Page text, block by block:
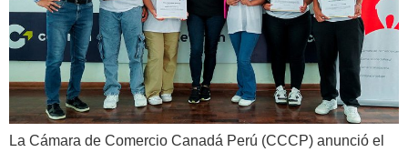
La Cámara de Comercio Canadá Perú (CCCP) anunció el